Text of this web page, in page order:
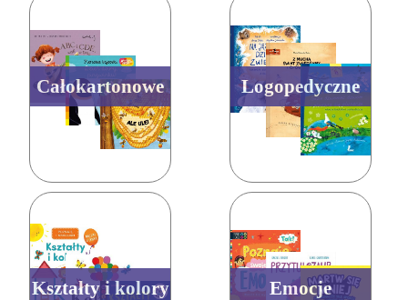
Całokartonowe Logopedyczne
Kształty i kolory Emocje